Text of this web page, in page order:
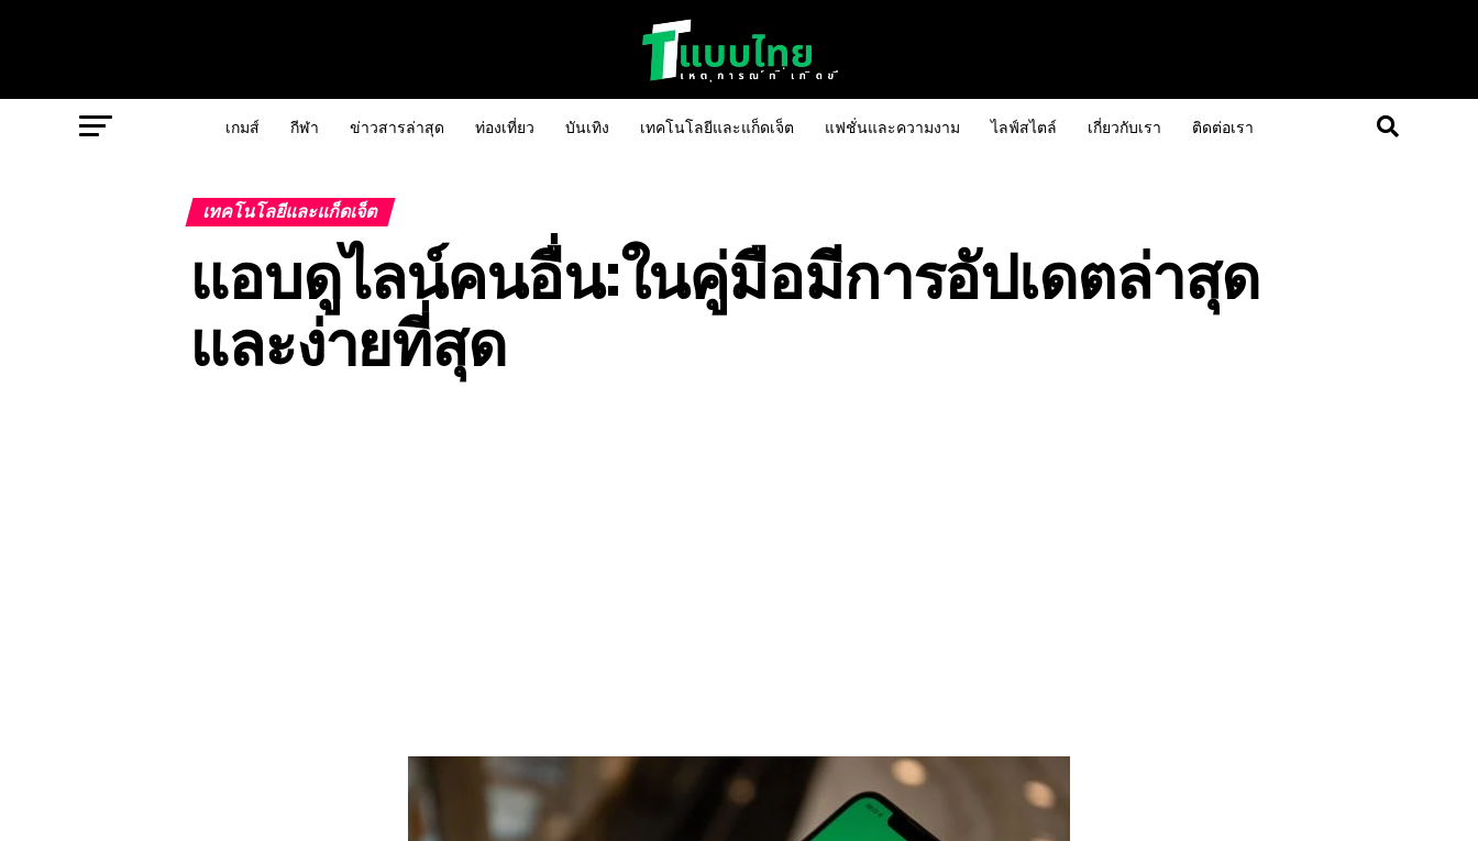
เกมส์ กีฬา ข่าวสารล่าสุด ท่องเที่ยว บันเทิง เทคโนโลยีและแก็ดเจ็ต แฟชั่นและความงาม ไลฟ์สไตล์ เกี่ยวกับเรา ติดต่อเรา
เทคโนโลยีและแก็ดเจ็ต
แอบดูไลน์คนอื่น:ในคู่มือมีการอัปเดตล่าสุด
และง่ายที่สุด